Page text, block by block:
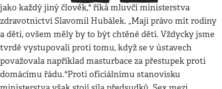
jako každý jiný člověk," říká mluvčí ministerstva
zdravotnictví Slavomil Hubálek. „Mají právo mít rodiny
a děti, ovšem měly by to být chtěné děti. Vždycky jsme
tvrdě vystupovali proti tomu, když se v ústavech
považovala například masturbace za přestupek proti
domácímu řádu."Proti oficiálnímu stanovisku